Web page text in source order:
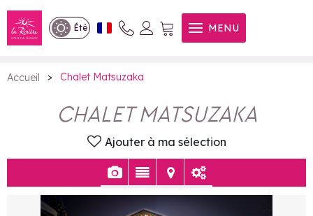
Été MENU
Chalet Matsuzaka
Accueil > Chalet Matsuzaka
CHALET MATSUZAKA
Ajouter à ma sélection